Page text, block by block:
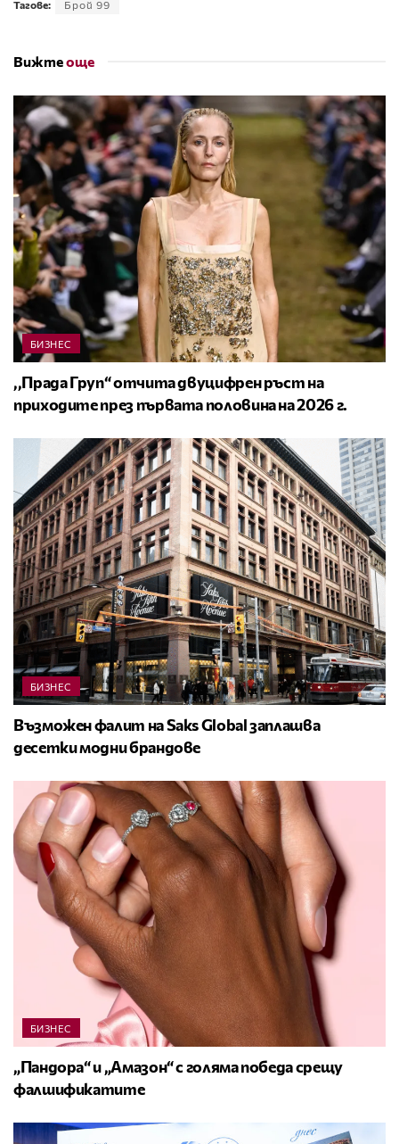
Тагове: Брой 99
Вижтеоще
БИЗНЕС
,,Прада Груп“ отчита двуцифрен ръст на
приходите през първата половина на 2026 г.
БИЗНЕС
Възможен фалит на Saks Global заплашва
десетки модни брандове
БИЗНЕС
„Пандора“ и „Амазон“ с голяма победа срещу
фалшификатите